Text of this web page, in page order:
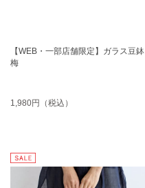
【WEB・一部店舗限定】ガラス豆鉢
梅
1,980円（税込）